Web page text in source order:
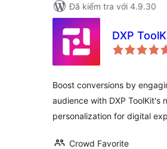
Đã kiểm tra với 4.9.30
DXP
Boost conversions by
audience with DXP ToolKit's
personalization for digital
Crowd Favorite